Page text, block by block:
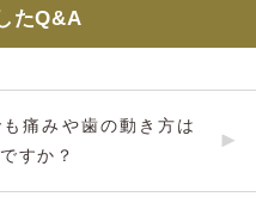
たQ&A
痛みや歯の動き方は
すか？